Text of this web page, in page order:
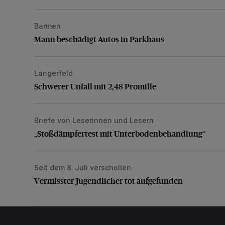
Mann beschädigt Autos in Parkhaus
Barmen
Mann beschädigt Autos in Parkhaus
Schwerer Unfall mit 2,48 Promille
Langerfeld
Schwerer Unfall mit 2,48 Promille
„Stoßdämpfertest mit Unterbodenbehandlung“
Briefe von Leserinnen und Lesern
„Stoßdämpfertest mit Unterbodenbehandlung“
Vermisster Jugendlicher tot aufgefunden
Seit dem 8. Juli verschollen
Vermisster Jugendlicher tot aufgefunden